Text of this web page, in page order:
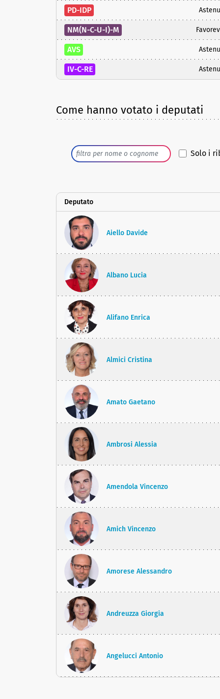
PD-IDP
NM(N-C-U-I)-M
AVS
IV-C-RE
Come hanno votato i deputati
Solo i
Deputato
Aiello Davide
Albano Lucia
Alifano Enrica
Almici Cristina
Amato Gaetano
Ambrosi Alessia
Amendola Vincenzo
Amich Vincenzo
Amorese Alessandro
Andreuzza Giorgia
Angelucci Antonio